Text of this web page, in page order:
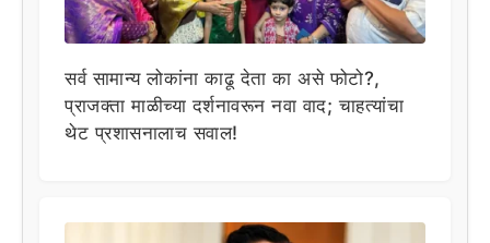
सर्व सामान्य लोकांना काढू देता का असे फोटो?,
प्राजक्ता माळीच्या दर्शनावरून नवा वाद; चाहत्यांचा
थेट प्रशासनालाच सवाल!